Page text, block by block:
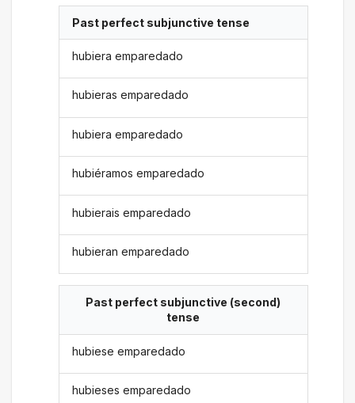
Past perfect subjunctive tense
hubiera emparedado
hubieras emparedado
hubiera emparedado
hubiéramos emparedado
hubierais emparedado
hubieran emparedado
Past perfect subjunctive (second)
tense
hubiese emparedado
hubieses emparedado